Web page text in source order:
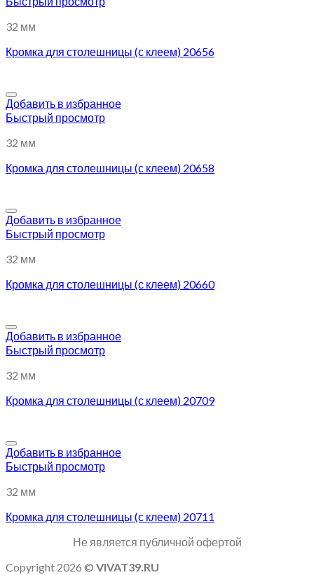
32 мм
Кромка для столешницы (с клеем) 20656
Добавить в избранное
Быстрый просмотр
32 мм
Кромка для столешницы (с клеем) 20658
Добавить в избранное
Быстрый просмотр
32 мм
Кромка для столешницы (с клеем) 20660
Добавить в избранное
Быстрый просмотр
32 мм
Кромка для столешницы (с клеем) 20709
Добавить в избранное
Быстрый просмотр
32 мм
Кромка для столешницы (с клеем) 20711
Не является публичной офертой
Copyright 2026 © VIVAT39.RU